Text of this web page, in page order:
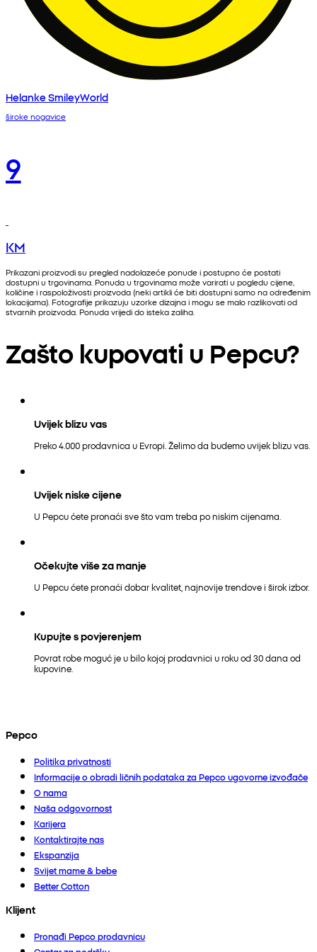
Helanke SmileyWorld
široke nogavice
9
KM
Prikazani proizvodi su pregled nadolazeće ponude i postupno će postati
dostupni u trgovinama. Ponuda u trgovinama može varirati u pogledu cijene,
količine i raspoloživosti proizvoda (neki artikli će biti dostupni samo na određenim
lokacijama). Fotografije prikazuju uzorke dizajna i mogu se malo razlikovati od
stvarnih proizvoda. Ponuda vrijedi do isteka zaliha.
Zašto kupovati u Pepcu?
Uvijek blizu vas
Preko 4.000 prodavnica u Evropi. Želimo da budemo uvijek blizu vas.
Uvijek niske cijene
U Pepcu ćete pronaći sve što vam treba po niskim cijenama.
Očekujte više za manje
U Pepcu ćete pronaći dobar kvalitet, najnovije trendove i širok izbor.
Kupujte s povjerenjem
Povrat robe moguć je u bilo kojoj prodavnici u roku od 30 dana od
kupovine.
Pepco
Politika privatnosti
Informacije o obradi ličnih podataka za Pepco ugovorne izvođače
O nama
Naša odgovornost
Karijera
Kontaktirajte nas
Ekspanzija
Svijet mame & bebe
Better Cotton
Klijent
Pronađi Pepco prodavnicu